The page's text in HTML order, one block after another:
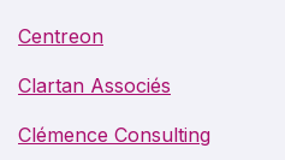
Centreon
Clartan Associés
Clémence Consulting